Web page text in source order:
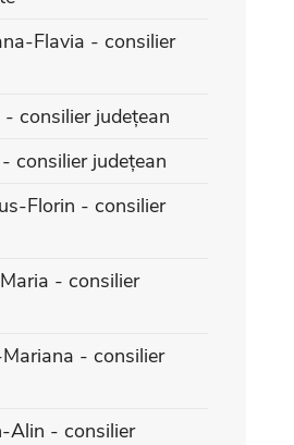
Flavia - consilier
consilier județean
consilier județean
Florin - consilier
- consilier
- consilier
Alin - consilier